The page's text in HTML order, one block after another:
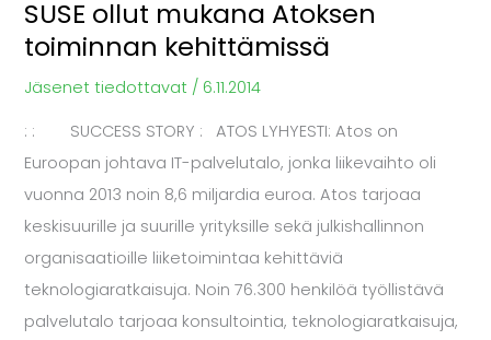
SUSE ollut mukana Atoksen
toiminnan kehittämissä
Jäsenet tiedottavat / 6.11.2014
: : SUCCESS STORY : ATOS LYHYESTI: Atos on
Euroopan johtava IT-palvelutalo, jonka liikevaihto oli
vuonna 2013 noin 8,6 miljardia euroa. Atos tarjoaa
keskisuurille ja suurille yrityksille sekä julkishallinnon
organisaatioille liiketoimintaa kehittäviä
teknologiaratkaisuja. Noin 76.300 henkilöä työllistävä
palvelutalo tarjoaa konsultointia, teknologiaratkaisuja,